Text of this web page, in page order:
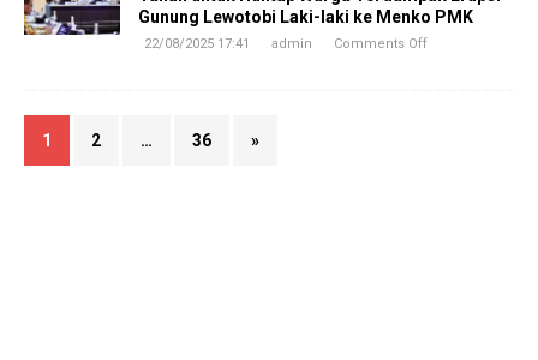
Gunung Lewotobi Laki-laki ke Menko PMK
22/08/2025 17:41 admin Comments Off
1 2 … 36 »